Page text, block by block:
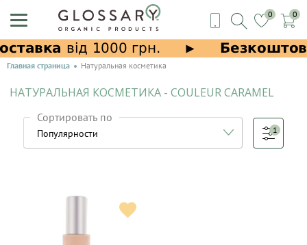
0 0
Главная страница Натуральная косметика
НАТУРАЛЬНАЯ КОСМЕТИКА - COULEUR CARAMEL
Сортировать по
1